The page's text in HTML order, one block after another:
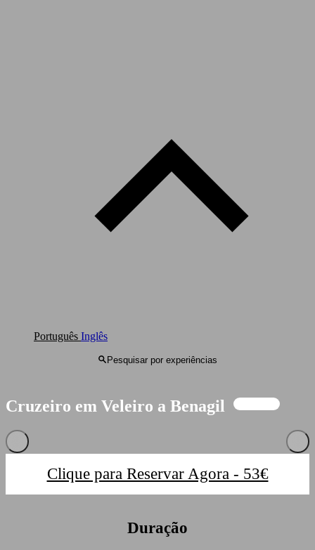
Português Inglês
Pesquisar por experiências
Cruzeiro em Veleiro a Benagil
Clique para Reservar Agora - 53€
Duração